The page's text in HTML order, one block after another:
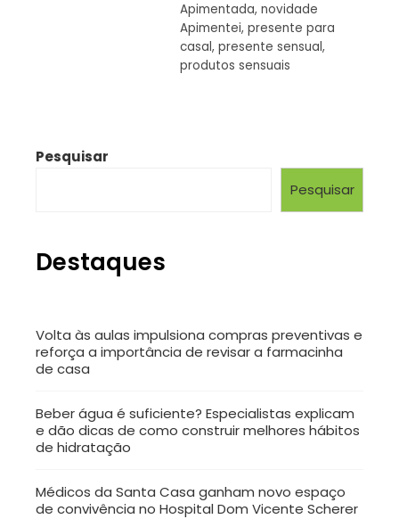
Apimentada, novidade
Apimentei, presente para
casal, presente sensual,
produtos sensuais
Pesquisar
Pesquisar
Destaques
Volta às aulas impulsiona compras preventivas e
reforça a importância de revisar a farmacinha
de casa
Beber água é suficiente? Especialistas explicam
e dão dicas de como construir melhores hábitos
de hidratação
Médicos da Santa Casa ganham novo espaço
de convivência no Hospital Dom Vicente Scherer